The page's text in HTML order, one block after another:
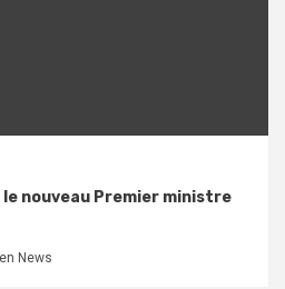
nouveau Premier ministre
News